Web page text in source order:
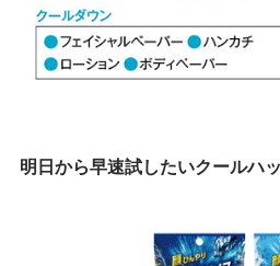
明日から早速試したいクールハ